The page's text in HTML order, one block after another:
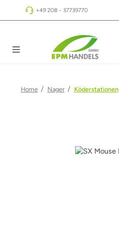
Zum Hauptinhalt springen
+49 208 - 37739770
Home / Nager / Köderstationen
Bildergalerie überspringen